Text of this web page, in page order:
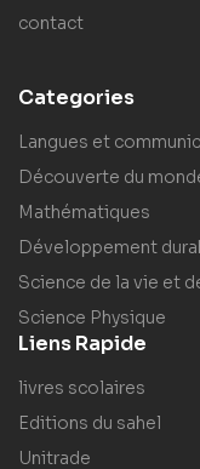
contact
Categories
Langues et
Découverte du
Mathématiques
Développement
Science de la vie et
Science Physique
Liens Rapide
livres scolaires
Editions du sahel
Unitrade